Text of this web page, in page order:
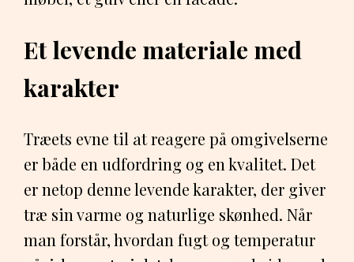
Et levende materiale med
karakter
Træets evne til at reagere på omgivelserne
er både en udfordring og en kvalitet. Det
er netop denne levende karakter, der giver
træ sin varme og naturlige skønhed. Når
man forstår, hvordan fugt og temperatur